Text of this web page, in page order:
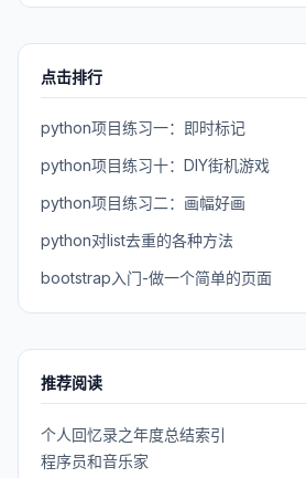
点击排行
python项目练习一：即时标记
python项目练习十：DIY街机游戏
python项目练习二：画幅好画
python对list去重的各种方法
bootstrap入门-做一个简单的页面
推荐阅读
个人回忆录之年度总结索引
程序员和音乐家